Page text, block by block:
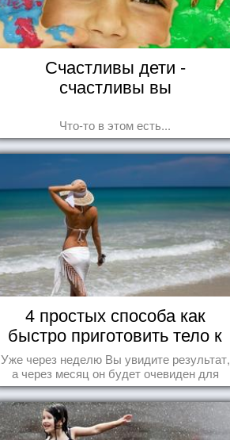
Счастливы дети -
счастливы вы
Что-то в этом есть...
4 простых способа как
быстро приготовить тело к
морю
Уже через неделю Вы увидите результат,
а через месяц он будет очевиден для
всех!